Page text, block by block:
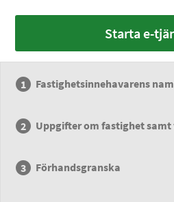
Starta e-
Fastighetsinnehavarens
Uppgifter om fastighet
Förhandsgranska